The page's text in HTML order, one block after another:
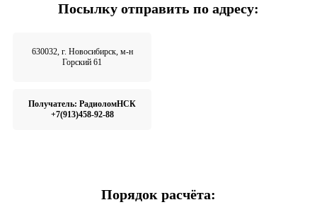
Посылку отправить по адресу:
630032, г. Новосибирск, м-н
Горский 61
Получатель: РадиоломНСК
+7(913)458-92-88
Порядок расчёта: